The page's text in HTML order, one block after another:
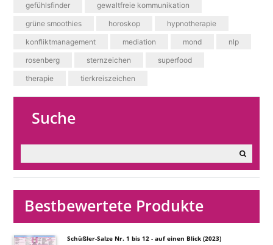
gefühlsfinder
gewaltfreie kommunikation
grüne smoothies
horoskop
hypnotherapie
konfliktmanagement
mediation mond
nlp
rosenberg
sternzeichen
superfood
therapie
tierkreiszeichen
Suche
Bestbewertete Produkte
Schüßler-Salze Nr. 1 bis 12 - auf einen Blick (2023)